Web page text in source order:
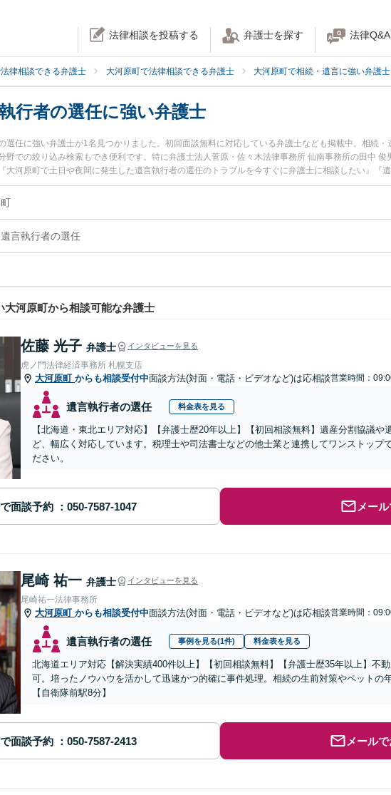
法律相談を投稿する 弁護士を探す 法律
律相談できる弁護士 大河原町で法律相談できる弁護士 大河原町で相続・遺言に強い弁護士
行者の選任に強い弁護士
選任に強い弁護士が1名見つかりました。初回面談無料に対応している弁護士なども掲載中。相続
野での絞り込み検索もでき便利です。特に弁護士法人菅原・佐々木法律事務所 仙南事務所の田中 俊
大河原町で土日や夜間に発生した遺言執行者の選任のトラブルを今すぐに弁護士に相談したい』『
回相談無料で遺言執行者の選任を法律相談できる大河原町内の弁護士に相談予約したい』などでお
言執行者の選任
大河原町から相談可能な弁護士
佐藤 光子 弁護士 インタビューを見る
虎ノ門法律経済事務所 札幌支店
大河原町 からも相談受付中面談方法(対面・電話・ビデオなど)は応相談営業時間：
遺言執行者の選任 料金表を見る
【北海道・東北エリア対応】【弁護士歴20年以上】【初回相談無料】遺産分割協議や
ど、幅広く対応しています。税理士や司法書士などの他士業と連携してワンストップ
ださい。
面談予約 メー
尾崎 祐一 弁護士 インタビューを見る
尾崎祐一法律事務所
大河原町 からも相談受付中面談方法(対面・電話・ビデオなど)は応相談営業時間：
遺言執行者の選任 事例を見る(1件) 料金表を見る
北海道エリア対応【解決実績400件以上】【初回相談無料】【弁護士歴35年以上】不
可。培ったノウハウを活かして迅速かつ的確に事件処理。相続の生前対策やペットの
【自衛隊前駅8分】
面談予約 メール